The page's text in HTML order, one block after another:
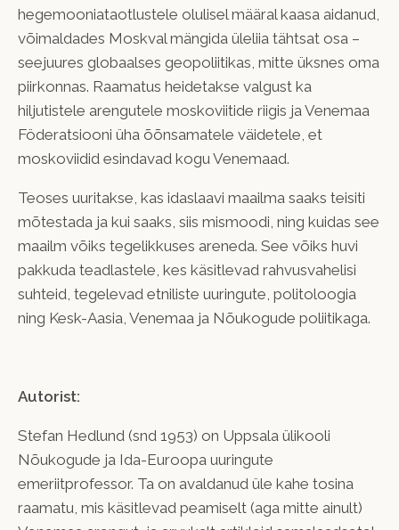
hegemooniataotlustele olulisel määral kaasa aidanud,
võimaldades Moskval mängida üleliia tähtsat osa –
seejuures globaalses geopoliitikas, mitte üksnes oma
piirkonnas. Raamatus heidetakse valgust ka
hiljutistele arengutele moskoviitide riigis ja Venemaa
Föderatsiooni üha õõnsamatele väidetele, et
moskoviidid esindavad kogu Venemaad.
Teoses uuritakse, kas idaslaavi maailma saaks teisiti
mõtestada ja kui saaks, siis mismoodi, ning kuidas see
maailm võiks tegelikkuses areneda. See võiks huvi
pakkuda teadlastele, kes käsitlevad rahvusvahelisi
suhteid, tegelevad etniliste uuringute, politoloogia
ning Kesk-Aasia, Venemaa ja Nõukogude poliitikaga.
Autorist:
Stefan Hedlund (snd 1953) on Uppsala ülikooli
Nõukogude ja Ida-Euroopa uuringute
emeriitprofessor. Ta on avaldanud üle kahe tosina
raamatu, mis käsitlevad peamiselt (aga mitte ainult)